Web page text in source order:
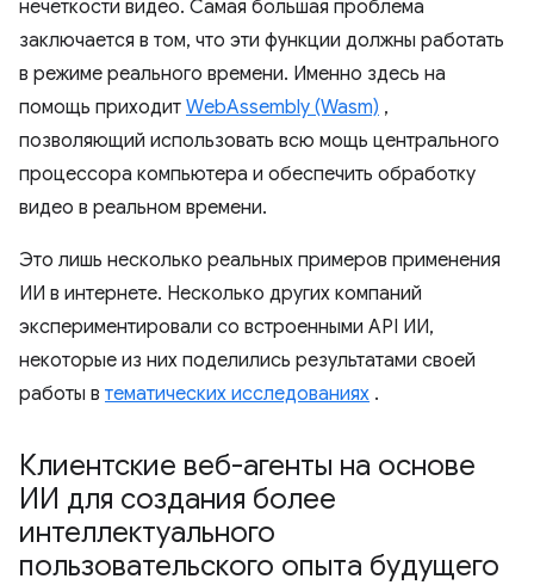
нечеткости видео. Самая большая проблема
заключается в том, что эти функции должны работать
в режиме реального времени. Именно здесь на
помощь приходит WebAssembly (Wasm) ,
позволяющий использовать всю мощь центрального
процессора компьютера и обеспечить обработку
видео в реальном времени.
Это лишь несколько реальных примеров применения
ИИ в интернете. Несколько других компаний
экспериментировали со встроенными API ИИ,
некоторые из них поделились результатами своей
работы в тематических исследованиях .
Клиентские веб-агенты на основе
ИИ для создания более
интеллектуального
пользовательского опыта будущего